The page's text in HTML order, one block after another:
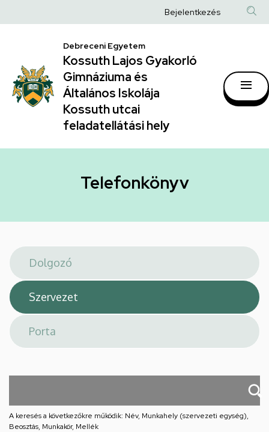
|
Kossuth
Lajos
Gyakorló
Gimnáziuma
Általános
hely
a
Anonim
fiók
Bejelentkezés
Debreceni Egyetem
Kossuth Lajos Gyakorló
Gimnáziuma és
Általános Iskolája
Kossuth utcai
feladatellátási hely
Telefonkönyv
A keresés a következőkre működik: Név, Munkahely (szervezeti egység),
Beosztás, Munkakör, Mellék